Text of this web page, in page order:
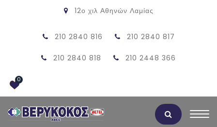
12ο χιλ Αθηνών Λαμίας
210 2840 816 210 2840 817
210 2840 818 210 2448 366
0
Αποδοχή Cookies